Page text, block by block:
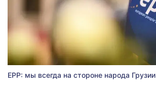
EPP: мы всегда на стороне народа Грузии